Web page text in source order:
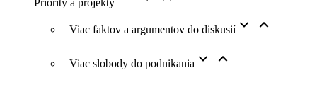
Priority a projekty
Viac faktov a argumentov do diskusií
Viac slobody do podnikania